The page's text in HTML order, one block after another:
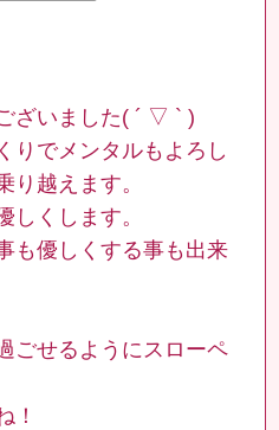
ざいました( ´ ▽ ` )
りでメンタルもよろし
り越えます。
しくします。
も優しくする事も出来
ごせるようにスローペ
！